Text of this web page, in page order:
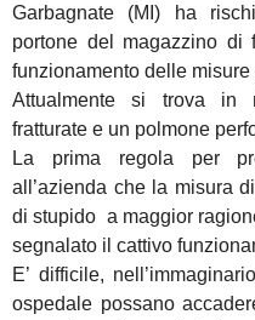
Garbagnate (MI) ha
portone del magazzino di
funzionamento delle misure
Attualmente si trova in
fratturate e un polmone
La prima regola per
all’azienda che la misura
di stupido a maggior
segnalato il cattivo
E’ difficile,
ospedale possano